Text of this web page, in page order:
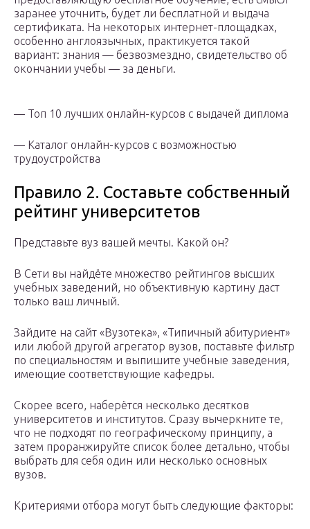
заранее уточнить, будет ли бесплатной и выдача
сертификата. На некоторых интернет-площадках,
особенно англоязычных, практикуется такой
вариант: знания — безвозмездно, свидетельство об
окончании учебы — за деньги.
— Топ 10 лучших онлайн-курсов с выдачей диплома
— Каталог онлайн-курсов с возможностью
трудоустройства
Правило 2. Составьте собственный
рейтинг университетов
Представьте вуз вашей мечты. Какой он?
В Сети вы найдёте множество рейтингов высших
учебных заведений, но объективную картину даст
только ваш личный.
Зайдите на сайт «Вузотека», «Типичный абитуриент»
или любой другой агрегатор вузов, поставьте фильтр
по специальностям и выпишите учебные заведения,
имеющие соответствующие кафедры.
Скорее всего, наберётся несколько десятков
университетов и институтов. Сразу вычеркните те,
что не подходят по географическому принципу, а
затем проранжируйте список более детально, чтобы
выбрать для себя один или несколько основных
вузов.
Критериями отбора могут быть следующие факторы: